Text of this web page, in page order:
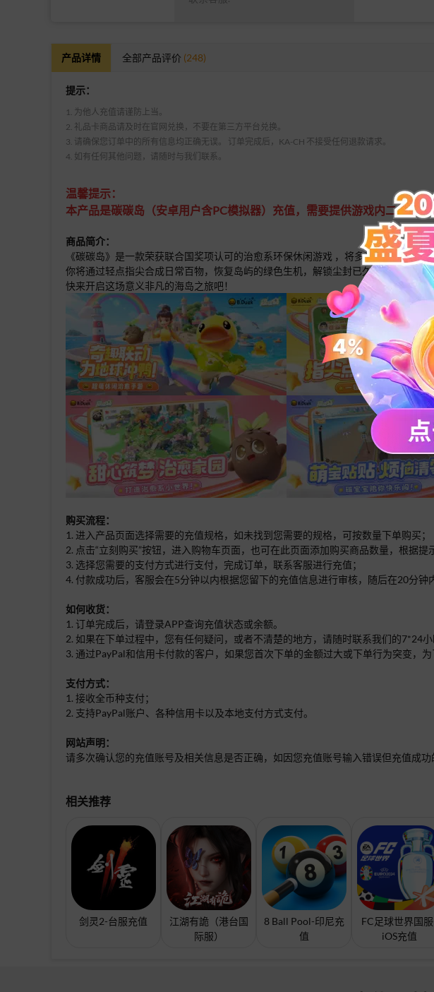
产品详情 全部产品评价 (248)
提示：
1. 为他人充值请谨防上当。
2. 礼品卡商品请及时在官网兑换，不要在第三方平台兑换。
3. 请确保您订单中的所有信息均正确无误。 订单完成后，KA-CH 不接受任何退款请求。
4. 如有任何其他问题，请随时与我们联系。
温馨提示：
本产品是碳碳岛（安卓用户含PC模拟器）充值，需要提供游戏内二维码代
商品简介：
《碳碳岛》是一款荣获联合国奖项认可的治愈系环保休闲游戏 ，将多种趣味玩法与
你将通过轻点指尖合成日常百物，恢复岛屿的绿色生机，解锁尘封已久的温暖故事
快来开启这场意义非凡的海岛之旅吧！
购买流程：
1. 进入产品页面选择需要的充值规格，如未找到您需要的规格，可按数量下单购买；
2. 点击“立刻购买”按钮，进入购物车页面，也可在此页面添加购买商品数量，根据提
3. 选择您需要的支付方式进行支付，完成订单，联系客服进行充值；
4. 付款成功后，客服会在5分钟以内根据您留下的充值信息进行审核，随后在20分钟
如何收货：
1. 订单完成后，请登录APP查询充值状态或余额。
2. 如果在下单过程中，您有任何疑问，或者不清楚的地方，请随时联系我们的7*24
3. 通过PayPal和信用卡付款的客户，如果您首次下单的金额过大或下单行为突变，
支付方式：
1. 接收全币种支付；
2. 支持PayPal账户、各种信用卡以及本地支付方式支付。
网站声明：
请多次确认您的充值账号及相关信息是否正确，如因您充值账号输入错误但充值成功
相关推荐
剑灵2-台服充值
江湖有詭（港台国
际服）
8 Ball Pool-印尼充
值
FC足球世界国
iOS充值